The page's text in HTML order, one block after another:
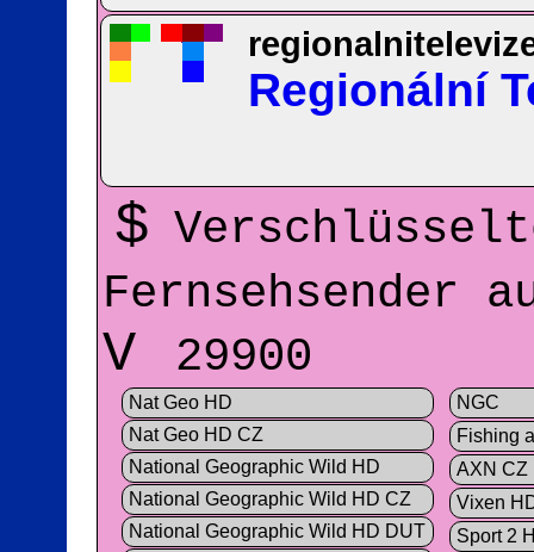
Regionální
$
Fernsehsender
V 29900
Nat Geo HD
Nat Geo HD CZ
National Geographic Wild HD
National Geographic Wild HD CZ
National Geographic Wild HD DUT
NGC
Fishing
AXN CZ
Vixen
Sport 2